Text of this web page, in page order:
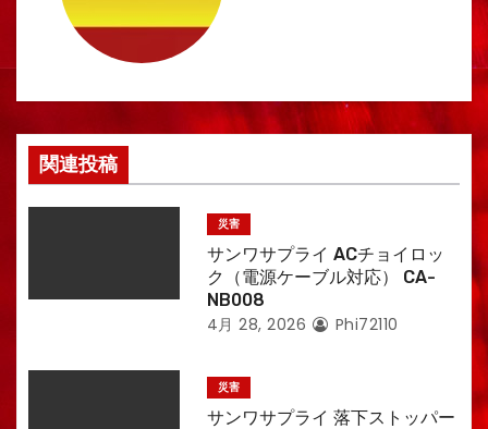
ー
ョ
ン
関連投稿
災害
サンワサプライ ACチョイロッ
ク（電源ケーブル対応） CA-
NB008
4月 28, 2026 Phi72110
災害
サンワサプライ 落下ストッパー